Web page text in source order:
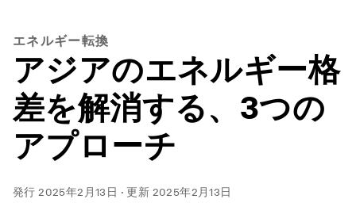
エネルギー転換
アジアのエネルギー格
差を解消する、3つの
アプローチ
発行2025年2月13日 ·更新 2025年2月13日